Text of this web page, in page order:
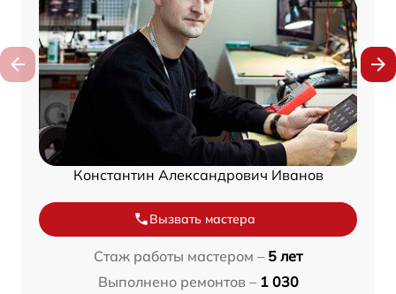
Константин Александрович Иванов
Вызвать мастера
Стаж работы мастером – 5 лет
Выполнено ремонтов – 1 030